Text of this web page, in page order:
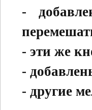
-
- эти же
-
- другие